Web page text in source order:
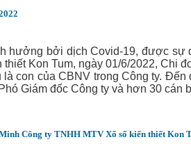
bởi dịch Covid-19, được sự
Kon Tum, ngày 01/6/2022, Chi
là con của CBNV trong Công ty.
Giám đốc Công ty và hơn 30 cán
Công ty TNHH MTV Xổ số kiến thiết Kon